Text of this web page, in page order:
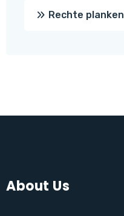
Rechte planken
About Us